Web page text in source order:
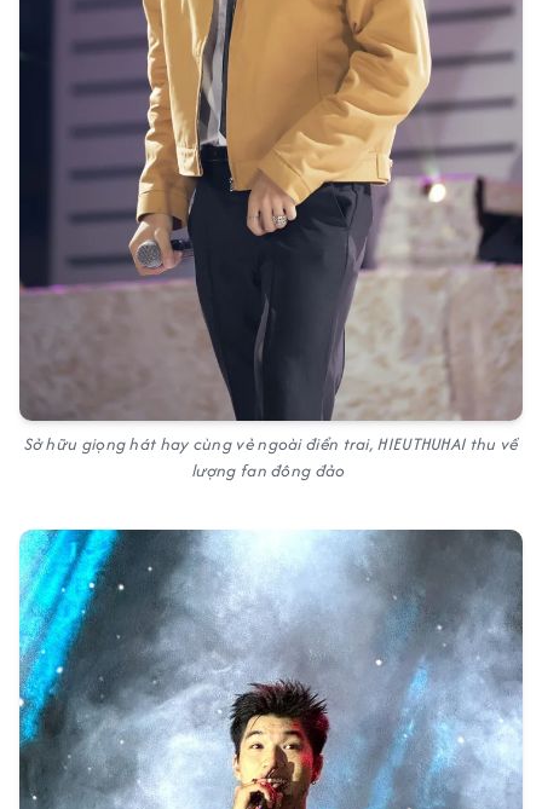
Sở hữu giọng hát hay cùng vẻ ngoài điển trai, HIEUTHUHAI thu về
lượng fan đông đảo